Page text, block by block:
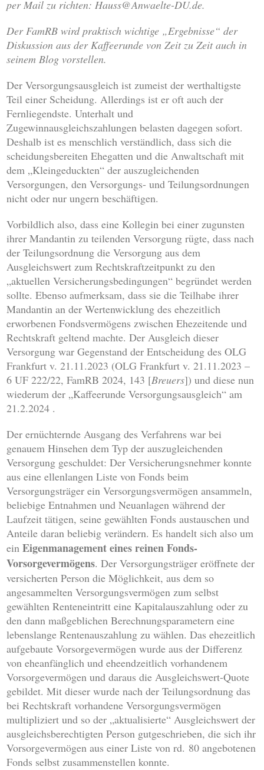
per Mail zu richten: Hauss@Anwaelte-DU.de.
Der FamRB wird praktisch wichtige „Ergebnisse“ der
Diskussion aus der Kaffeerunde von Zeit zu Zeit auch in
seinem Blog vorstellen.
Der Versorgungsausgleich ist zumeist der werthaltigste
Teil einer Scheidung. Allerdings ist er oft auch der
Fernliegendste. Unterhalt und
Zugewinnausgleichszahlungen belasten dagegen sofort.
Deshalb ist es menschlich verständlich, dass sich die
scheidungsbereiten Ehegatten und die Anwaltschaft mit
dem „Kleingeduckten“ der auszugleichenden
Versorgungen, den Versorgungs- und Teilungsordnungen
nicht oder nur ungern beschäftigen.
Vorbildlich also, dass eine Kollegin bei einer zugunsten
ihrer Mandantin zu teilenden Versorgung rügte, dass nach
der Teilungsordnung die Versorgung aus dem
Ausgleichswert zum Rechtskraftzeitpunkt zu den
„aktuellen Versicherungsbedingungen“ begründet werden
sollte. Ebenso aufmerksam, dass sie die Teilhabe ihrer
Mandantin an der Wertenwicklung des ehezeitlich
erworbenen Fondsvermögens zwischen Ehezeitende und
Rechtskraft geltend machte. Der Ausgleich dieser
Versorgung war Gegenstand der Entscheidung des OLG
Frankfurt v. 21.11.2023 (OLG Frankfurt v. 21.11.2023 –
6 UF 222/22, FamRB 2024, 143 [Breuers]) und diese nun
wiederum der „Kaffeerunde Versorgungsausgleich“ am
21.2.2024 .
Der ernüchternde Ausgang des Verfahrens war bei
genauem Hinsehen dem Typ der auszugleichenden
Versorgung geschuldet: Der Versicherungsnehmer konnte
aus eine ellenlangen Liste von Fonds beim
Versorgungsträger ein Versorgungsvermögen ansammeln,
beliebige Entnahmen und Neuanlagen während der
Laufzeit tätigen, seine gewählten Fonds austauschen und
Anteile daran beliebig verändern. Es handelt sich also um
einEigenmanagement eines reinen Fonds-
Vorsorgevermögens. Der Versorgungsträger eröffnete der
versicherten Person die Möglichkeit, aus dem so
angesammelten Versorgungsvermögen zum selbst
gewählten Renteneintritt eine Kapitalauszahlung oder zu
den dann maßgeblichen Berechnungsparametern eine
lebenslange Rentenauszahlung zu wählen. Das ehezeitlich
aufgebaute Vorsorgevermögen wurde aus der Differenz
von eheanfänglich und eheendzeitlich vorhandenem
Vorsorgevermögen und daraus die Ausgleichswert-Quote
gebildet. Mit dieser wurde nach der Teilungsordnung das
bei Rechtskraft vorhandene Versorgungsvermögen
multipliziert und so der „aktualisierte“ Ausgleichswert der
ausgleichsberechtigten Person gutgeschrieben, die sich ihr
Vorsorgevermögen aus einer Liste von rd. 80 angebotenen
Fonds selbst zusammenstellen konnte.